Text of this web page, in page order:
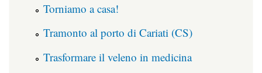
Torniamo a casa!
Tramonto al porto di Cariati (CS)
Trasformare il veleno in medicina